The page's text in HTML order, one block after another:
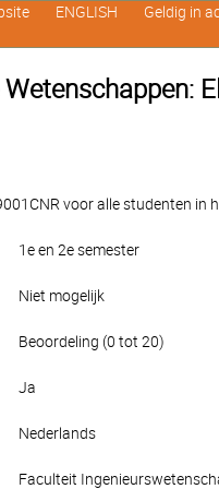
voor alle studenten in
1e en 2e semester
Niet mogelijk
Beoordeling (0 tot 20)
Ja
Nederlands
Faculteit
ENGLISH Geldig in